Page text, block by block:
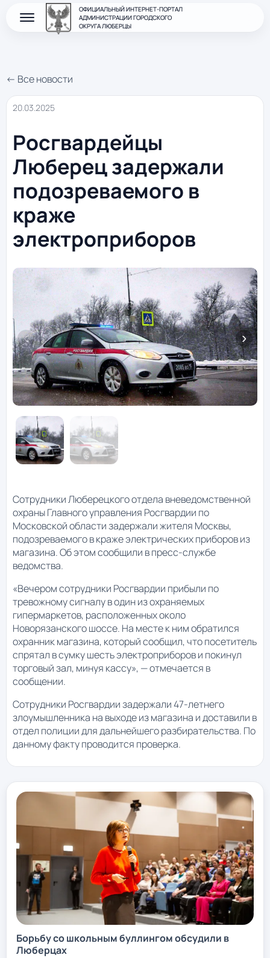
ОФИЦИАЛЬНЫЙ ИНТЕРНЕТ-ПОРТАЛ
АДМИНИСТРАЦИИ ГОРОДСКОГО
ОКРУГА ЛЮБЕРЦЫ
← Все новости
20.03.2025
Росгвардейцы
Люберец задержали
подозреваемого в
краже
электроприборов
Сотрудники Люберецкого отдела вневедомственной
охраны Главного управления Росгвардии по
Московской области задержали жителя Москвы,
подозреваемого в краже электрических приборов из
магазина. Об этом сообщили в пресс-службе
ведомства.
«Вечером сотрудники Росгвардии прибыли по
тревожному сигналу в один из охраняемых
гипермаркетов, расположенных около
Новорязанского шоссе. На месте к ним обратился
охранник магазина, который сообщил, что посетитель
спрятал в сумку шесть электроприборов и покинул
торговый зал, минуя кассу», — отмечается в
сообщении.
Сотрудники Росгвардии задержали 47-летнего
злоумышленника на выходе из магазина и доставили в
отдел полиции для дальнейшего разбирательства. По
данному факту проводится проверка.
Борьбу со школьным буллингом обсудили в
Люберцах